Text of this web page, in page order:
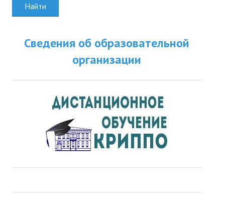
Найти
Сведения об образовательной
организации